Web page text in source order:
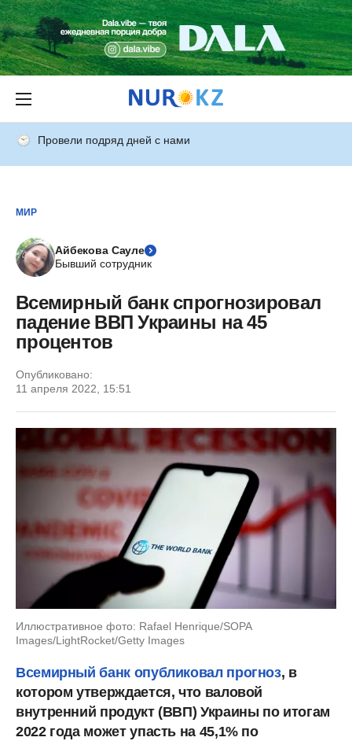
Провели подряд дней с нами
МИР
Айбекова Сауле
Бывший сотрудник
Всемирный банк спрогнозировал
падение ВВП Украины на 45
процентов
Опубликовано:
11 апреля 2022, 15:51
Иллюстративное фото: Rafael Henrique/SOPA
Images/LightRocket/Getty Images
Всемирный банк опубликовал прогноз, в
котором утверждается, что валовой
внутренний продукт (ВВП) Украины по итогам
2022 года может упасть на 45,1% по